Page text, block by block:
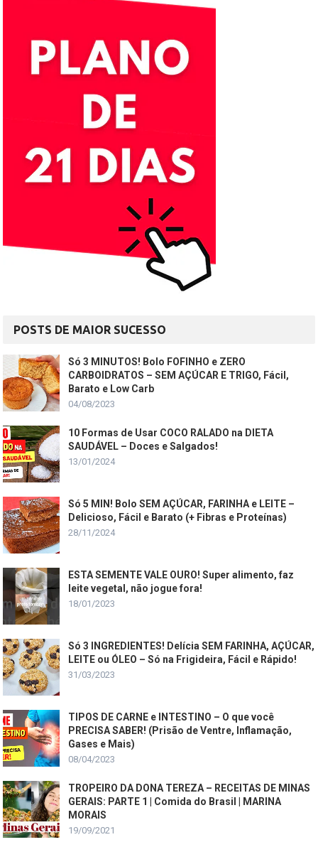
POSTS DE MAIOR SUCESSO
Só 3 MINUTOS! Bolo FOFINHO e ZERO
CARBOIDRATOS – SEM AÇÚCAR E TRIGO, Fácil,
Barato e Low Carb
04/08/2023
10 Formas de Usar COCO RALADO na DIETA
SAUDÁVEL – Doces e Salgados!
13/01/2024
Só 5 MIN! Bolo SEM AÇÚCAR, FARINHA e LEITE –
Delicioso, Fácil e Barato (+ Fibras e Proteínas)
28/11/2024
ESTA SEMENTE VALE OURO! Super alimento, faz
leite vegetal, não jogue fora!
18/01/2023
Só 3 INGREDIENTES! Delícia SEM FARINHA, AÇÚCAR,
LEITE ou ÓLEO – Só na Frigideira, Fácil e Rápido!
31/03/2023
TIPOS DE CARNE e INTESTINO – O que você
PRECISA SABER! (Prisão de Ventre, Inflamação,
Gases e Mais)
08/04/2023
TROPEIRO DA DONA TEREZA – RECEITAS DE MINAS
GERAIS: PARTE 1 | Comida do Brasil | MARINA
MORAIS
19/09/2021